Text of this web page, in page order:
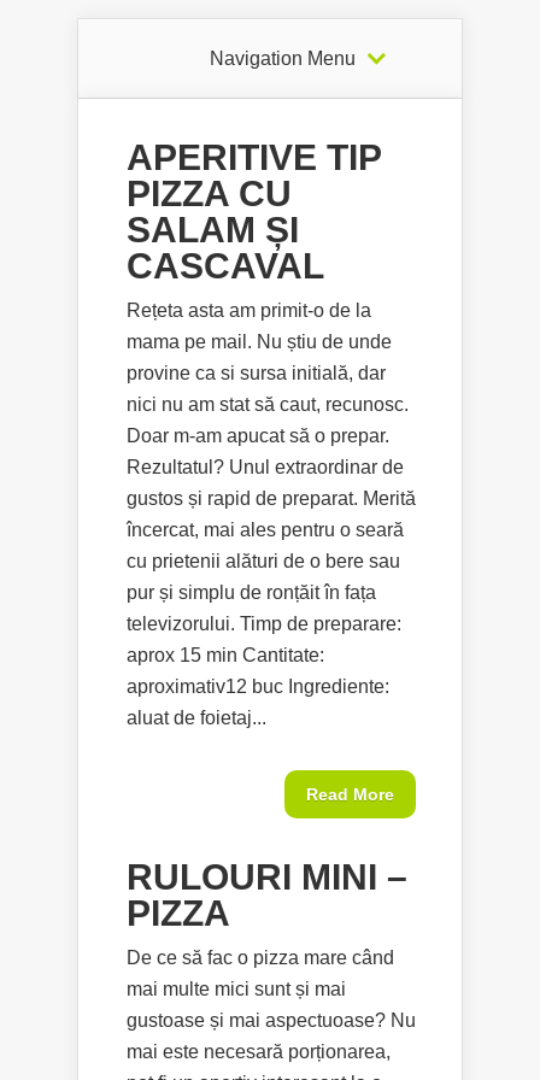
Navigation Menu
APERITIVE TIP
PIZZA CU
SALAM ȘI
CASCAVAL
Rețeta asta am primit-o de la
mama pe mail. Nu știu de unde
provine ca si sursa initială, dar
nici nu am stat să caut, recunosc.
Doar m-am apucat să o prepar.
Rezultatul? Unul extraordinar de
gustos și rapid de preparat. Merită
încercat, mai ales pentru o seară
cu prietenii alături de o bere sau
pur și simplu de ronțăit în fața
televizorului. Timp de preparare:
aprox 15 min Cantitate:
aproximativ12 buc Ingrediente:
aluat de foietaj...
Read More
RULOURI MINI –
PIZZA
De ce să fac o pizza mare când
mai multe mici sunt și mai
gustoase și mai aspectuoase? Nu
mai este necesară porționarea,